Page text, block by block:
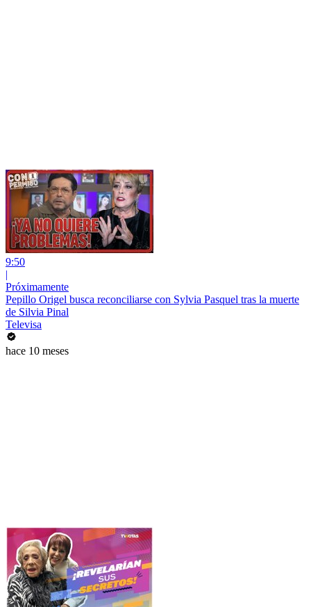
9:50
|
Próximamente
Pepillo Origel busca reconciliarse con Sylvia Pasquel tras la muerte
de Silvia Pinal
Televisa
hace 10 meses